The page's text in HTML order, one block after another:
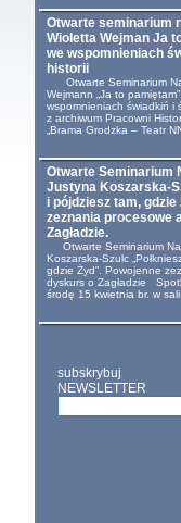
Otwarte seminarium
Wioletta Wejman Ja
we wspomnieniach
historii
Otwarte Seminarium
Wejmann „Ja to
wspomnieniach świadkiń i
z archiwum Pracowni
„Brama Grodzka – Teatr
Otwarte Seminarium
Justyna Koszarska-
i pójdziesz tam, gdzie
zeznania procesowe
Zagładzie.
Otwarte Seminarium
Koszarska-Szulc
gdzie Żyd”. Powojenne
dyskurs o Zagładzie
środę 15 kwietnia br. w sali
subskrybuj
NEWSLETTER